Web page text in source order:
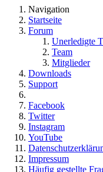
Navigation
Startseite
Forum
Unerledigte
Team
Mitglieder
Downloads
Support
Facebook
Twitter
Instagram
YouTube
Impressum
Häufig gestellte